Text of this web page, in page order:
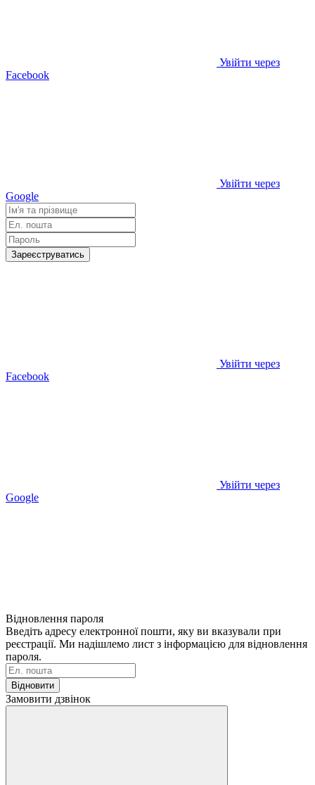
Увійти через
Facebook
Увійти через
Google
Зареєструватись
Увійти через
Facebook
Увійти через
Google
Відновлення пароля
Введіть адресу електронної пошти, яку ви вказували при
реєстрації. Ми надішлемо лист з інформацією для відновлення
пароля.
Відновити
Замовити дзвінок